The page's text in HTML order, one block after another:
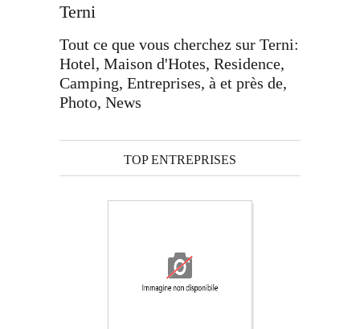
Terni
Tout ce que vous cherchez sur Terni:
Hotel, Maison d'Hotes, Residence,
Camping, Entreprises, à et près de,
Photo, News
TOP ENTREPRISES